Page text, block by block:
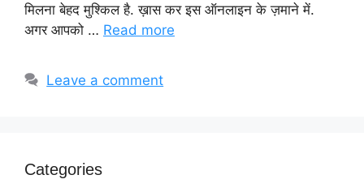
मिलना बेहद मुश्किल है. ख़ास कर इस ऑनलाइन के ज़माने में.
अगर आपको … Read more
Leave a comment
Categories